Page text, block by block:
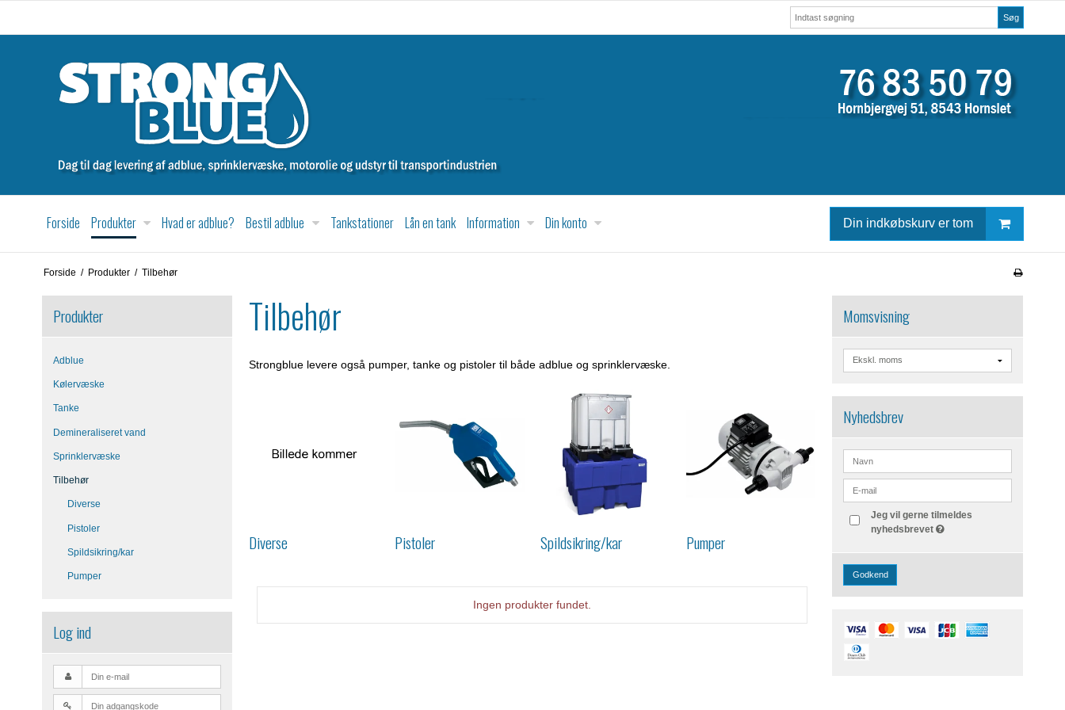
Søg
Forside Produkter Hvad er adblue? Bestil adblue Tankstationer Lån en tank Information Din konto Din indkøbskurv er tom
Forside / Produkter / Tilbehør
Produkter
Adblue
Kølervæske
Tanke
Demineraliseret vand
Sprinklervæske
Tilbehør
Diverse
Pistoler
Spildsikring/kar
Pumper
Log ind
Tilbehør
Strongblue levere også pumper, tanke og pistoler til både adblue og sprinklervæske.
Diverse Pistoler Spildsikring/kar Pumper
Ingen produkter fundet.
Momsvisning
Nyhedsbrev
Jeg vil gerne tilmeldes
nyhedsbrevet
Godkend